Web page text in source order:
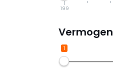
199
Vermogen
1